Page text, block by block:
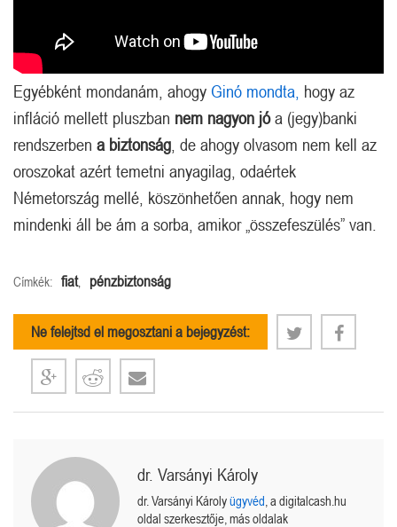
Egyébként mondanám, ahogy Ginó mondta, hogy az
infláció mellett pluszban nem nagyon jóa (jegy)banki
rendszerben a biztonság , de ahogy olvasom nem kell az
oroszokat azért temetni anyagilag, odaértek
Németország mellé, köszönhetően annak, hogy nem
mindenki áll be ám a sorba, amikor „összefeszülés” van.
Címkék: fiat, pénzbiztonság
Ne felejtsd el megosztani a bejegyzést:
dr. Varsányi Károly
dr. Varsányi Károlyügyvéd , a digitalcash.hu
oldal szerkesztője, más oldalak